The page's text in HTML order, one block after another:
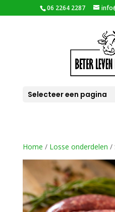
06 2264 2287
Selecteer een pagina
Home / Losse onderdelen /